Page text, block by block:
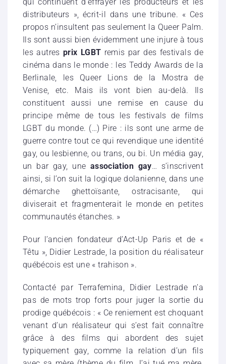
distributeurs », écrit-il dans une tribune. « Ces
propos n’insultent pas seulement la Queer Palm.
Ils sont aussi bien évidemment une injure à tous
les autres prix LGBT remis par des festivals de
cinéma dans le monde : les Teddy Awards de la
Berlinale, les Queer Lions de la Mostra de
Venise, etc. Mais ils vont bien au-delà. Ils
constituent aussi une remise en cause du
principe même de tous les festivals de films
LGBT du monde. (…) Pire : ils sont une arme de
guerre contre tout ce qui revendique une identité
gay, ou lesbienne, ou trans, ou bi. Un média gay,
un bar gay, une association gay… s’inscrivent
ainsi, si l’on suit la logique dolanienne, dans une
démarche ghettoïsante, ostracisante, qui
diviserait et fragmenterait le monde en petites
communautés étanches. »
Pour l’ancien fondateur d’Act-Up Paris et de «
Têtu », Didier Lestrade, la position du réalisateur
québécois est une « trahison ».
Contacté par Terrafemina, Didier Lestrade n’a
pas de mots trop forts pour juger la sortie du
prodige québécois : « Ce reniement est choquant
venant d’un réalisateur qui s’est fait connaître
grâce à des films qui abordent des sujet
typiquement gay, comme la relation d’un fils